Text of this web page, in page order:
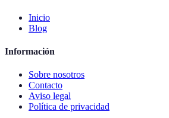
Inicio
Blog
Información
Sobre nosotros
Contacto
Aviso legal
Política de privacidad